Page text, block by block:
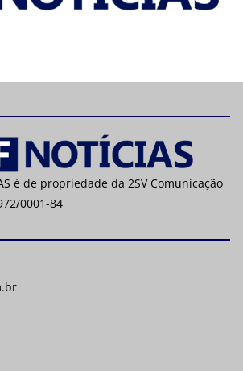
é de propriedade da 2SV Comunicação
0001-84